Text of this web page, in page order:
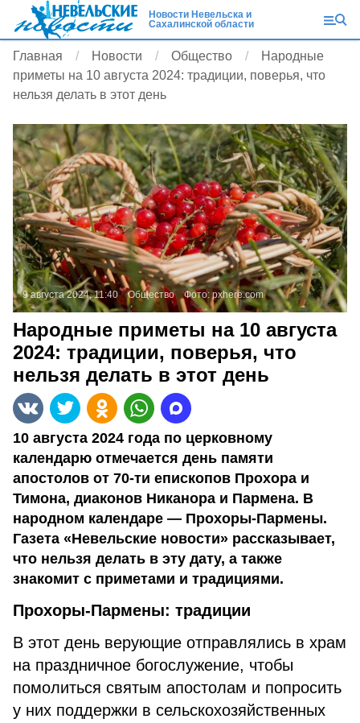
Новости Невельска и
Сахалинской области
Главная Новости Общество
Народные
приметы на 10 августа 2024: традиции, поверья, что
нельзя делать в этот день
9 августа 2024, 11:40 Общество Фото:pxhere.com
Народные приметы на 10 августа
2024: традиции, поверья, что
нельзя делать в этот день
10 августа 2024 года по церковному
календарю отмечается день памяти
апостолов от 70-ти епископов Прохора и
Тимона, диаконов Никанора и Пармена. В
народном календаре — Прохоры-Пармены.
Газета «Невельские новости» рассказывает,
что нельзя делать в эту дату, а также
знакомит с приметами и традициями.
Прохоры-Пармены: традиции
В этот день верующие отправлялись в храм
на праздничное богослужение, чтобы
помолиться святым апостолам и попросить
у них поддержки в сельскохозяйственных